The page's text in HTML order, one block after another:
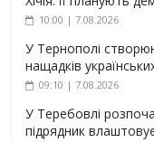
10:00 | 7.08.2026
У Тернополі
нащадків
09:10 | 7.08.2026
У Теребовлі
підрядник